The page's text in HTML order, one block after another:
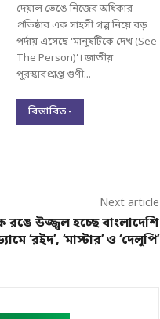
দেয়াল ভেঙে নিজের অধিকার
প্রতিষ্ঠার এক সাহসী গল্প নিয়ে বড়
পর্দায় এসেছে ‘মানুষটিকে দেখ (See
The Person)’। জাতীয়
পুরস্কারপ্রাপ্ত গুণী...
বিস্তারিত -
Next article
রঙে উজ্জ্বল হচ্ছে বাংলাদেশি
‘রইদ’, ‘মাস্টার’ ও ‘দেলুপি’